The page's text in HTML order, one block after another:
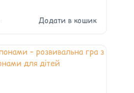
Додати в кошик